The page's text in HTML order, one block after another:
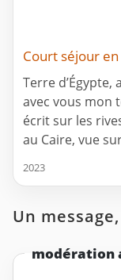
Court séjour en
Terre
avec vous mon
écrit sur les
au Caire, vue
2023
Un
modération